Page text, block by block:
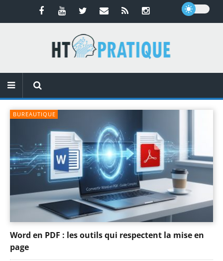
BUREAUTIQUE
Word en PDF : les outils qui respectent la mise en
page